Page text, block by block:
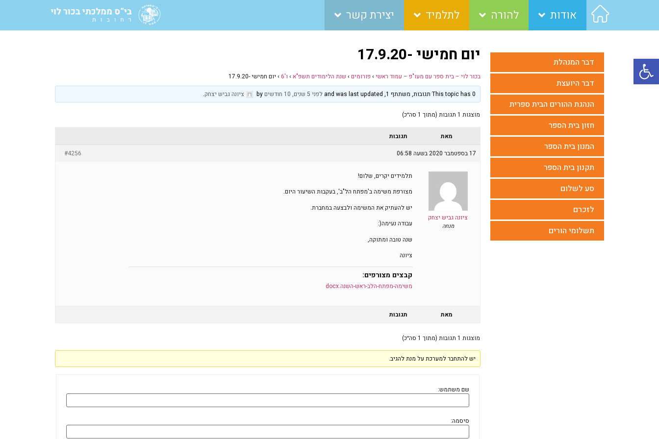
פתח סרגל נגישות
אודות להורה לתלמיד יצירת קשר
דבר המנהלת
דבר היועצת
הנהגת ההורים הבית ספרית
חזון בית הספר
המנון בית הספר
תקנון בית הספר
סע לשלום
לזכרם
תשלומי הורים
יום חמישי -17.9.20
בכור לוי – בית ספר עם מעו"פ – עמוד ראשי › פורומים › שנת הלימודים תשפ"א › ו'6 › יום חמישי -17.9.20
This topic has 0 תגובות, משתתף 1, and was last updated
לפני 5 שנים, 10 חודשים ציונה גביש יצחק.
מוצגות 1 תגובות (מתוך 1 סה״כ)
מאת
תגובות
17 בספטמבר 2020 בשעה 06:58
#4256
ציונה גביש יצחק
מנחה
תלמידים יקרים, שלום!
מצורפת משימה ב'מפתח הל"ב', בעקבות השיעור היום.
יש להעתיק את המשימה ולבצעה במחברת.
עבודה נעימה(:
שנה טובה ומתוקה,
ציונה
קבצים מצורפים:
משימה-מפתח-הלב-ראש-השנה.docx
מאת תגובות
מוצגות 1 תגובות (מתוך 1 סה״כ)
יש להתחבר למערכת על מנת להגיב.
שם משתמש:
סיסמה: